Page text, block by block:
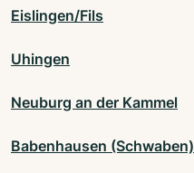
Eislingen/Fils
Uhingen
Neuburg an der Kammel
Babenhausen (Schwaben)